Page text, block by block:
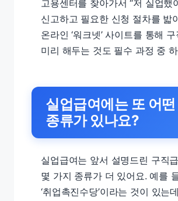
고용센터를 찾아가서 “저 실업했
신고하고 필요한 신청 절차를 밟
온라인 ‘워크넷’ 사이트를 통해
미리 해두는 것도 필수 과정 중
실업급여에는 또 어떤
종류가 있나요?
실업급여는 앞서 설명드린 구직
몇 가지 종류가 더 있어요. 예를
‘취업촉진수당’이라는 것이 있는